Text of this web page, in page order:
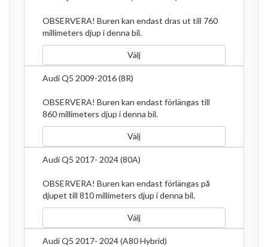
OBSERVERA! Buren kan endast dras ut till 760
millimeters djup i denna bil.
Välj
Audi Q5 2009-2016 (8R)
OBSERVERA! Buren kan endast förlängas till
860 millimeters djup i denna bil.
Välj
Audi Q5 2017- 2024 (80A)
OBSERVERA! Buren kan endast förlängas på
djupet till 810 millimeters djup i denna bil.
Välj
Audi Q5 2017- 2024 (A80 Hybrid)